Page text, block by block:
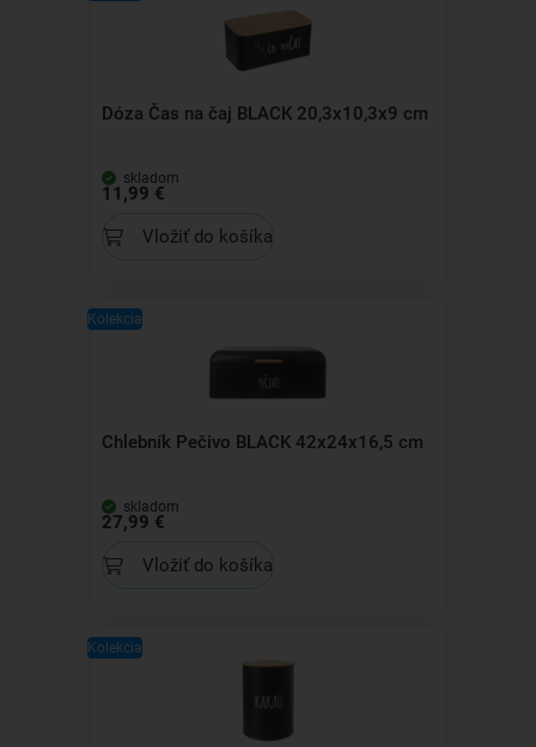
Dóza Čas na čaj BLACK 20,3x10,3x9 cm
skladom
11,99 €
Vložiť do košíka
Kolekcia
Chlebník Pečivo BLACK 42x24x16,5 cm
skladom
27,99 €
Vložiť do košíka
Kolekcia